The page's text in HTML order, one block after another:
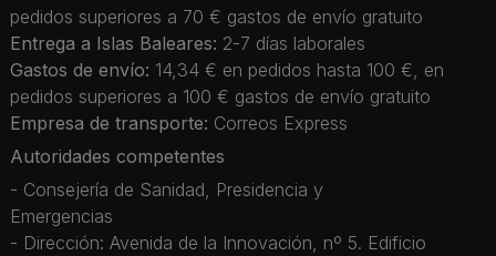
pedidos superiores a 70 € gastos de envío gratuito
Entrega a Islas Baleares: 2-7 días laborales
Gastos de envío: 14,34 € en pedidos hasta 100 €, en
pedidos superiores a 100 € gastos de envío gratuito
Empresa de transporte: Correos Express
Autoridades competentes
- Consejería de Sanidad, Presidencia y
Emergencias
- Dirección: Avenida de la Innovación, nº 5. Edificio